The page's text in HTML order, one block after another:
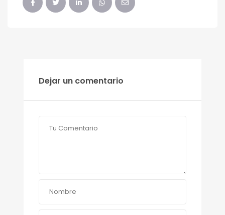
Dejar un comentario